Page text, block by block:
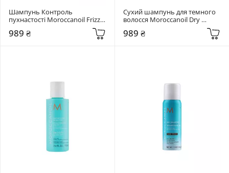
Шампунь Контроль
пухнастості Moroccanoil Frizz
989 ₴
Сухий шампунь для темного
волосся Moroccanoil Dry
Shampoo Dark Tones 217 мл
989 ₴